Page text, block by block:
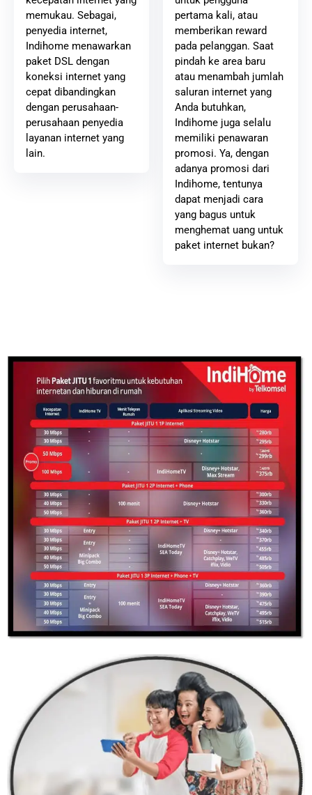
memukau. Sebagai,
penyedia internet,
Indihome menawarkan
paket DSL dengan
koneksi internet yang
cepat dibandingkan
dengan perusahaan-
perusahaan penyedia
layanan internet yang
lain.
pertama kali, atau
memberikan reward
pada pelanggan. Saat
pindah ke area baru
atau menambah jumlah
saluran internet yang
Anda butuhkan,
Indihome juga selalu
memiliki penawaran
promosi. Ya, dengan
adanya promosi dari
Indihome, tentunya
dapat menjadi cara
yang bagus untuk
menghemat uang untuk
paket internet bukan?